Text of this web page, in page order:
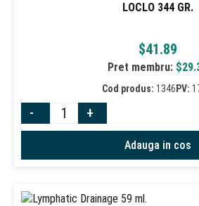
LOCLO 344 GR.
$41.89
Pret membru: $
Cod produs: 1346 PV:
- +
Adauga in cos